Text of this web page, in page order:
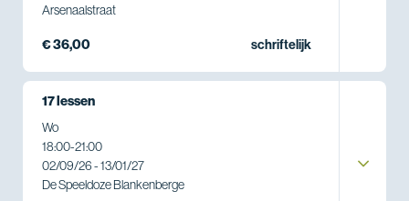
Arsenaalstraat
€ 36,00 schriftelijk
17 lessen
Wo
18:00-21:00
02/09/26 - 13/01/27
De Speeldoze Blankenberge